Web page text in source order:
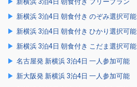
新横浜 3泊4日 朝食付き フリープラン
新横浜 3泊4日 朝食付き のぞみ選択可能
新横浜 3泊4日 朝食付き ひかり選択可能
新横浜 3泊4日 朝食付き こだま選択可能
名古屋発 新横浜 3泊4日 一人参加可能
新大阪発 新横浜 3泊4日 一人参加可能